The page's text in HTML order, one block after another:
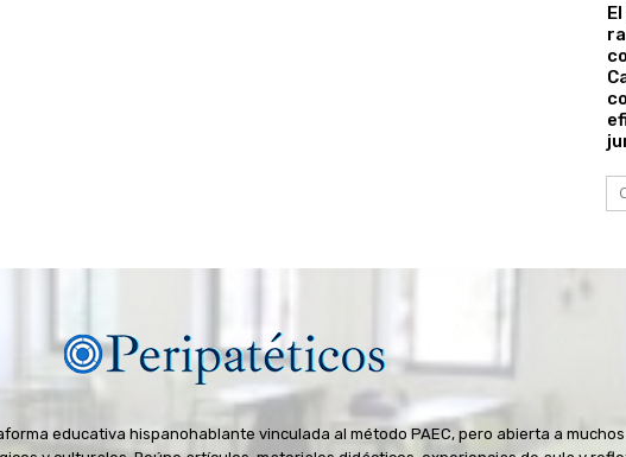
educativa hispanohablante vinculada al método PAEC, pero abierta a